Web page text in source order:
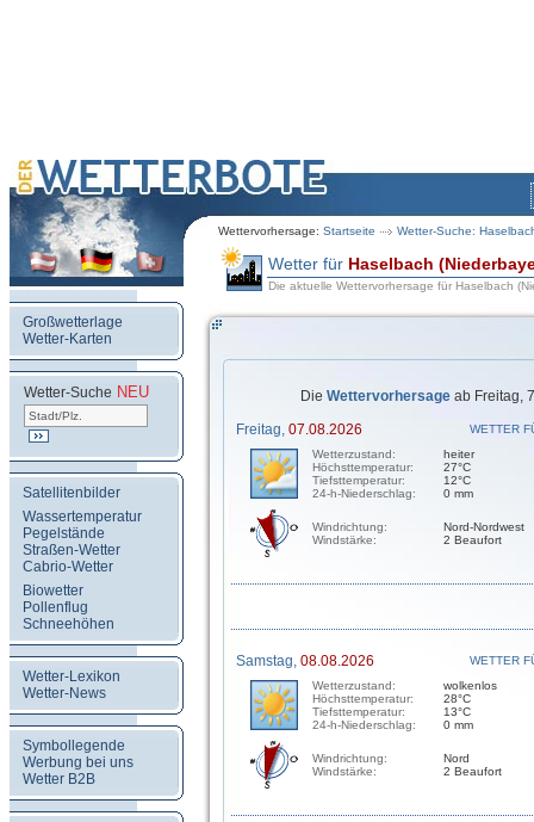
Wettervorhersage: Startseite Wetter-Suche:
Großwetterlage
Wetter-Karten
Wetter-Suche NEU
Satellitenbilder
Wassertemperatur
Pegelstände
Straßen-Wetter
Cabrio-Wetter
Biowetter
Pollenflug
Schneehöhen
Wetter-Lexikon
Wetter-News
Symbollegende
Werbung bei uns
Wetter B2B
Wetter für Haselbach
Die aktuelle Wettervorhersage für Haselbach
Die Wettervorhersage ab Freitag,
Freitag, 07.08.2026
WETTER
Wetterzustand:
Höchsttemperatur:
Tiefsttemperatur:
24-h-Niederschlag:
heiter
27°C
12°C
0 mm
Windrichtung:
Windstärke:
Nord-Nordwest
2 Beaufort
Samstag, 08.08.2026
WETTER
Wetterzustand:
Höchsttemperatur:
Tiefsttemperatur:
24-h-Niederschlag:
wolkenlos
28°C
13°C
0 mm
Windrichtung:
Windstärke:
Nord
2 Beaufort